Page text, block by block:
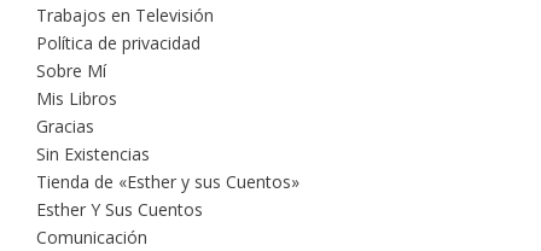
Trabajos en Televisión
Política de privacidad
Sobre Mí
Mis Libros
Gracias
Sin Existencias
Tienda de «Esther y sus Cuentos»
Esther Y Sus Cuentos
Comunicación